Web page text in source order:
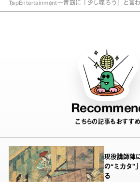
TopEntertainment一青窈に「少し喋ろう」と言
こちらの記事もおすすめ
現役講師陣
の“ミカタ”
る